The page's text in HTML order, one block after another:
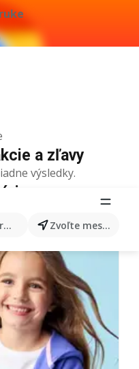
produkty... Zvoľte mesto
a zľavy
výsledky.